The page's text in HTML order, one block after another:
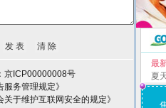
京ICP00000008号
务管理规定》
于维护互联网安全的规定》
最
夏